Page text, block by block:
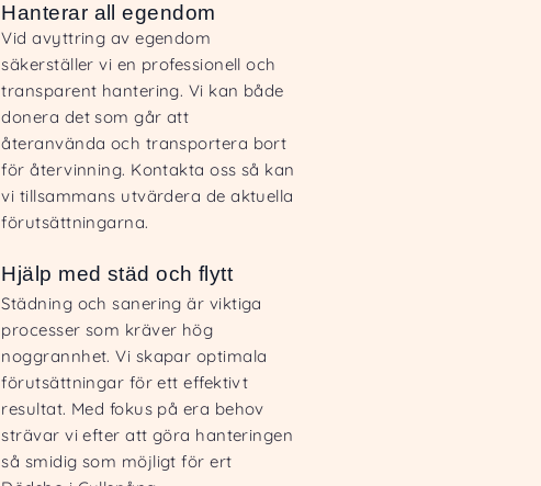
Hanterar all egendom
Vid avyttring av egendom
säkerställer vi en professionell och
transparent hantering. Vi kan både
donera det som går att
återanvända och transportera bort
för återvinning. Kontakta oss så kan
vi tillsammans utvärdera de aktuella
förutsättningarna.
Hjälp med städ och flytt
Städning och sanering är viktiga
processer som kräver hög
noggrannhet. Vi skapar optimala
förutsättningar för ett effektivt
resultat. Med fokus på era behov
strävar vi efter att göra hanteringen
så smidig som möjligt för ert